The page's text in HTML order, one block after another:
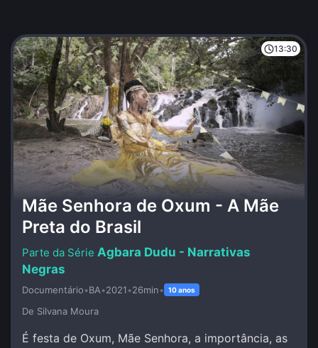
13:30
Mãe Senhora de Oxum - A Mãe
Preta do Brasil
Agbara Dudu - Narrativas
Negras
Documentário•BA•2021•26min• 10 anos
De Silvana Moura
É festa de Oxum, Mãe Senhora, a importância, as